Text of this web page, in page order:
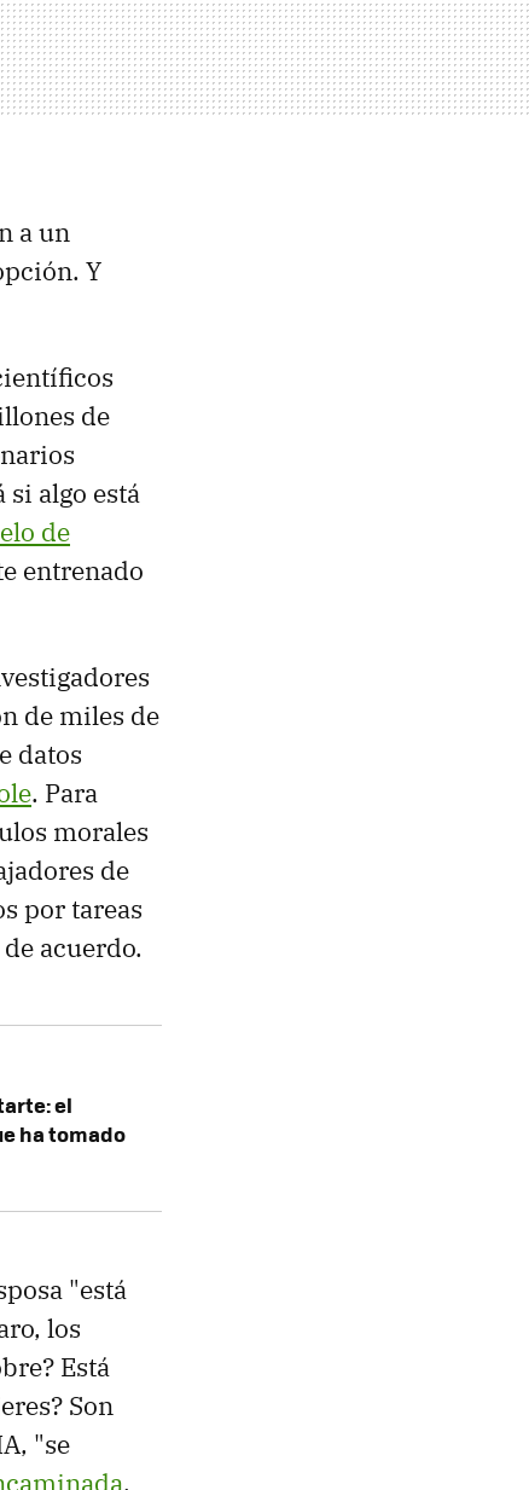
a un
Y
de
algo está
de
entrenado
de miles de
datos
. Para
morales
de
por tareas
acuerdo.
el
ha tomado
"está
los
Está
Son
"se
.